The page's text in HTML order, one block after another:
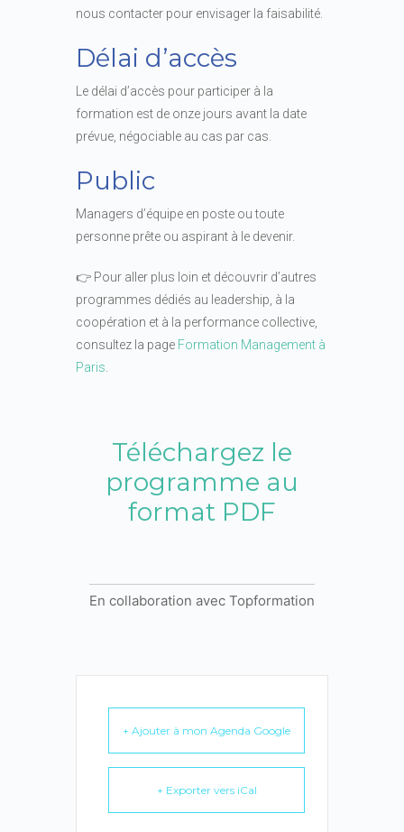
nous contacter pour envisager la faisabilité.
Délai d’accès
Le délai d’accès pour participer à la
formation est de onze jours avant la date
prévue, négociable au cas par cas.
Public
Managers d’équipe en poste ou toute
personne prête ou aspirant à le devenir.
👉 Pour aller plus loin et découvrir d’autres
programmes dédiés au leadership, à la
coopération et à la performance collective,
consultez la page Formation Management à
Paris
Téléchargez le
programme au
format PDF
En collaboration avec Topformation
+ Ajouter à mon Agenda Google
+ Exporter vers iCal